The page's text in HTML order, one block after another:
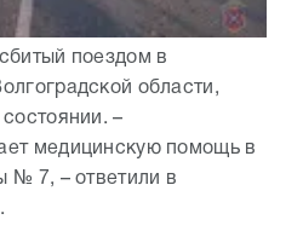
поездом в
области,
–
медицинскую помощь в
№ 7, – ответили в